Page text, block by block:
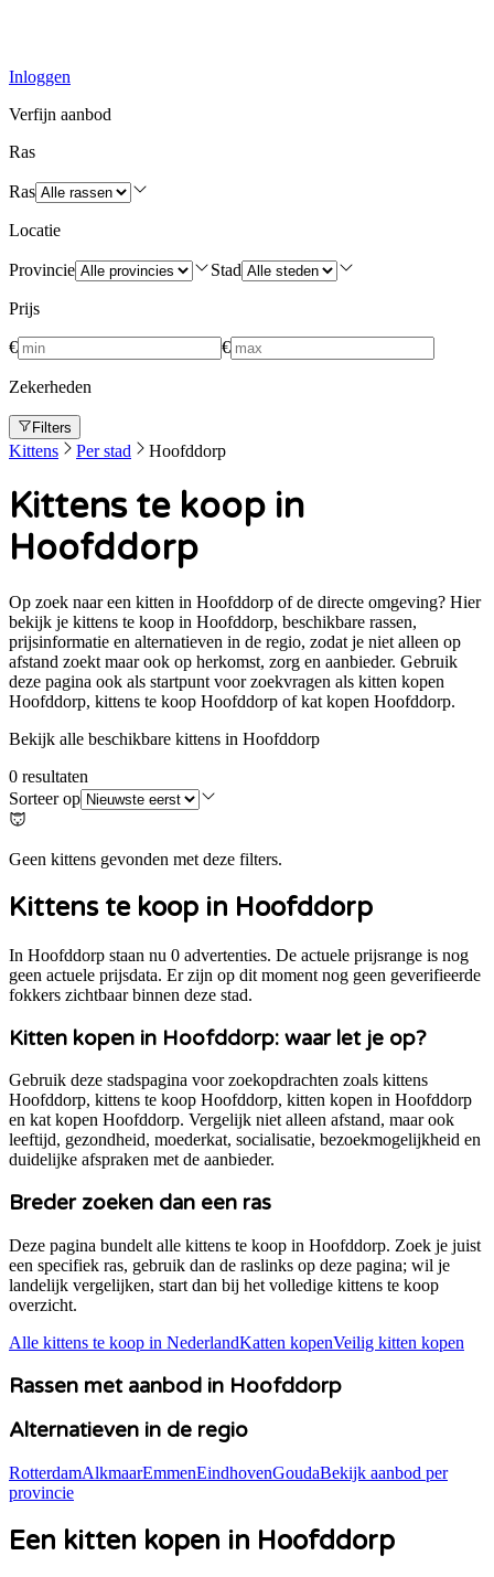
Inloggen
Verfijn aanbod
Ras
Ras
Locatie
Provincie Stad
Prijs
€ €
Zekerheden
Filters
Kittens Per stad Hoofddorp
Kittens te koop in
Hoofddorp
Op zoek naar een kitten in Hoofddorp of de directe omgeving? Hier
bekijk je kittens te koop in Hoofddorp, beschikbare rassen,
prijsinformatie en alternatieven in de regio, zodat je niet alleen op
afstand zoekt maar ook op herkomst, zorg en aanbieder. Gebruik
deze pagina ook als startpunt voor zoekvragen als kitten kopen
Hoofddorp, kittens te koop Hoofddorp of kat kopen Hoofddorp.
Bekijk alle beschikbare kittens in Hoofddorp
0 resultaten
Sorteer op
Geen kittens gevonden met deze filters.
Kittens te koop in Hoofddorp
In Hoofddorp staan nu 0 advertenties. De actuele prijsrange is nog
geen actuele prijsdata. Er zijn op dit moment nog geen geverifieerde
fokkers zichtbaar binnen deze stad.
Kitten kopen in Hoofddorp: waar let je op?
Gebruik deze stadspagina voor zoekopdrachten zoals kittens
Hoofddorp, kittens te koop Hoofddorp, kitten kopen in Hoofddorp
en kat kopen Hoofddorp. Vergelijk niet alleen afstand, maar ook
leeftijd, gezondheid, moederkat, socialisatie, bezoekmogelijkheid en
duidelijke afspraken met de aanbieder.
Breder zoeken dan een ras
Deze pagina bundelt alle kittens te koop in Hoofddorp. Zoek je juist
een specifiek ras, gebruik dan de raslinks op deze pagina; wil je
landelijk vergelijken, start dan bij het volledige kittens te koop
overzicht.
Alle kittens te koop in NederlandKatten kopenVeilig kitten kopen
Rassen met aanbod in Hoofddorp
Alternatieven in de regio
RotterdamAlkmaarEmmenEindhovenGoudaBekijk aanbod per
provincie
Een kitten kopen in Hoofddorp